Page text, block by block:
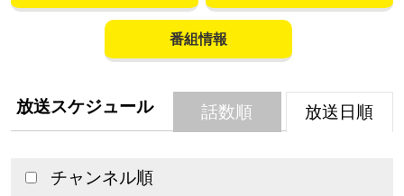
番組情報
放送スケジュール 話数順 放送日順
チャンネル順